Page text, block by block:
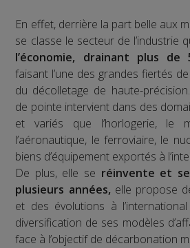
En effet, derrière la part belle aux
se classe le secteur de l’industrie
l’économie, drainant plus de
faisant l’une des grandes fiertés
du décolletage de haute-
de pointe intervient dans des
et variés que l’horlogerie, le
l’aéronautique, le ferroviaire, le
biens d’équipement exportés à
De plus, elle se réinvente et
plusieurs années, elle propose
et des évolutions à
diversification de ses modèles
face à l’objectif de décarbonation